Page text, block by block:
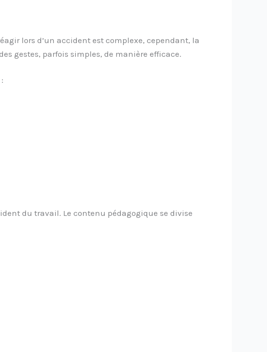
lors d’un accident est complexe, cependant, la
gestes, parfois simples, de manière efficace.
du travail. Le contenu pédagogique se divise